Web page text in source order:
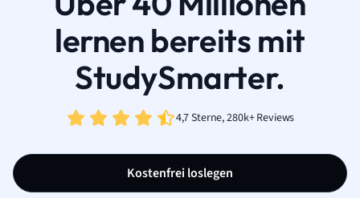
lernen bereits mit
StudySmarter.
4,7 Sterne, 280k+ Reviews
Kostenfrei loslegen